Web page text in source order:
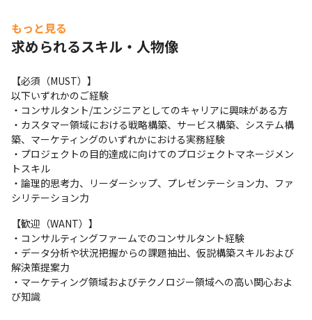
・ブランド／コミュニケーション
・アカウントマネージャー
【デザイン職】
・UIUXデザイン
・ストラテジックデザイン
・ビジュアルデザイン
※面談を通じて最適なポジションをご提案させていただきます。
なお、ご自身でご応募いただいた場合には、選考プロセス上面談
を実施しない場合がございますので、予めご了承ください。
もっと見る
求められるスキル・人物像
【必須（MUST）】
以下いずれかのご経験
・コンサルタント/エンジニアとしてのキャリアに興味がある方
・カスタマー領域における戦略構築、サービス構築、システム構
築、マーケティングのいずれかにおける実務経験
・プロジェクトの目的達成に向けてのプロジェクトマネージメン
トスキル
・論理的思考力、リーダーシップ、プレゼンテーション力、ファ
シリテーション力
【歓迎（WANT）】
・コンサルティングファームでのコンサルタント経験
・データ分析や状況把握からの課題抽出、仮説構築スキルおよび
解決策提案力
・マーケティング領域およびテクノロジー領域への高い関心およ
び知識